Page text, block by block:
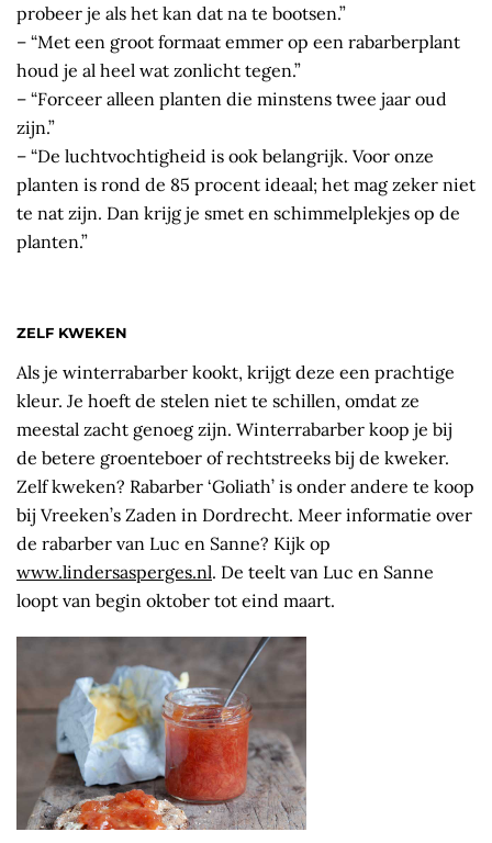
probeer je als het kan dat na te bootsen.”
– “Met een groot formaat emmer op een rabarberplant
houd je al heel wat zonlicht tegen.”
– “Forceer alleen planten die minstens twee jaar oud
zijn.”
– “De luchtvochtigheid is ook belangrijk. Voor onze
planten is rond de 85 procent ideaal; het mag zeker niet
te nat zijn. Dan krijg je smet en schimmelplekjes op de
planten.”
ZELF KWEKEN
Als je winterrabarber kookt, krijgt deze een prachtige
kleur. Je hoeft de stelen niet te schillen, omdat ze
meestal zacht genoeg zijn. Winterrabarber koop je bij
de betere groenteboer of rechtstreeks bij de kweker.
Zelf kweken? Rabarber ‘Goliath’ is onder andere te koop
bij Vreeken’s Zaden in Dordrecht. Meer informatie over
de rabarber van Luc en Sanne? Kijk op
www.lindersasperges.nl. De teelt van Luc en Sanne
loopt van begin oktober tot eind maart.